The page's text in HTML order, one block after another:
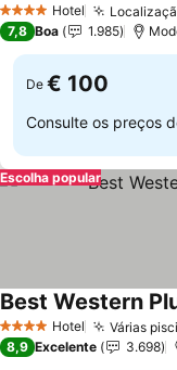
4 EstrelasHotel
7,8 Boa 1.985
De € 100
Consulte os preços
Escolha popular
4 EstrelasHotel Várias
Best Western
8,9 Excelente 3.698